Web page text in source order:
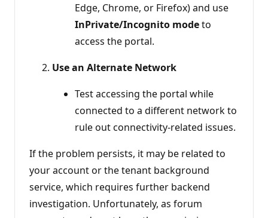
Edge, Chrome, or Firefox) and use
InPrivate/Incognito modeto
access the portal.
Use an Alternate Network
Test accessing the portal while
connected to a different network to
rule out connectivity-related issues.
If the problem persists, it may be related to
your account or the tenant background
service, which requires further backend
investigation. Unfortunately, as forum